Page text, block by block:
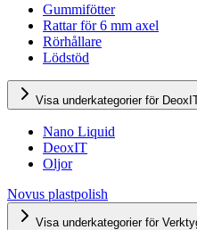
Gummifötter
Rattar för 6 mm axel
Rörhållare
Lödstöd
Visa underkategorier för
Nano Liquid
DeoxIT
Oljor
Novus plastpolish
Visa underkategorier för